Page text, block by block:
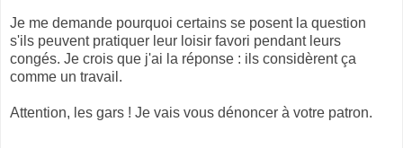
Je me demande pourquoi certains se posent la question
s'ils peuvent pratiquer leur loisir favori pendant leurs
congés. Je crois que j'ai la réponse : ils considèrent ça
comme un travail.
Attention, les gars ! Je vais vous dénoncer à votre patron.